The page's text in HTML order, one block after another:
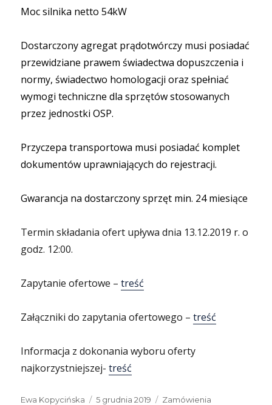
Moc silnika netto 54kW
Dostarczony agregat prądotwórczy musi posiadać
przewidziane prawem świadectwa dopuszczenia i
normy, świadectwo homologacji oraz spełniać
wymogi techniczne dla sprzętów stosowanych
przez jednostki OSP.
Przyczepa transportowa musi posiadać komplet
dokumentów uprawniających do rejestracji.
Gwarancja na dostarczony sprzęt min. 24 miesiące
Termin składania ofert upływa dnia 13.12.2019 r. o
godz. 12:00.
Zapytanie ofertowe –treść
Załączniki do zapytania ofertowego –treść
Informacja z dokonania wyboru oferty
najkorzystniejszej-treść
Autor
Ewa Kopycińska
Data
5 grudnia 2019 Kategorie
Zamówienia